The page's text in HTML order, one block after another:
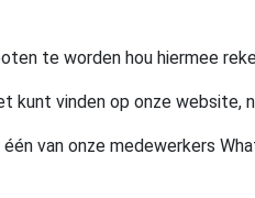
te worden hou hiermee
kunt vinden op onze website,
van onze medewerkers